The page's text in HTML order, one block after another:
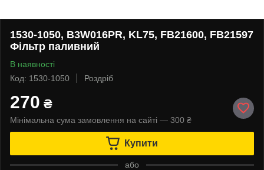
1530-1050, B3W016PR, KL75, FB21600, FB21597
Фільтр паливний
В наявності
Код: 1530-1050
Роздріб
270 ₴
Мінімальна сума замовлення на сайті — 300 ₴
Купити
або